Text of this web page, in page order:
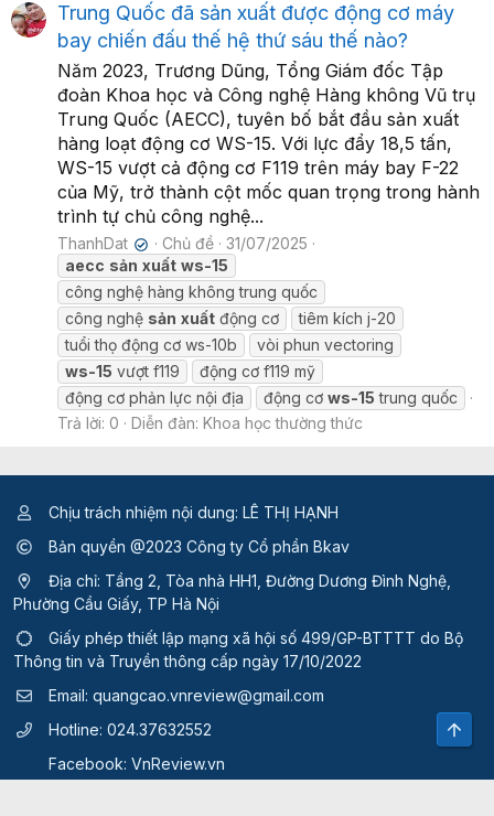
Trung Quốc đã sản xuất được động cơ máy
bay chiến đấu thế hệ thứ sáu thế nào?
Năm 2023, Trương Dũng, Tổng Giám đốc Tập
đoàn Khoa học và Công nghệ Hàng không Vũ trụ
Trung Quốc (AECC), tuyên bố bắt đầu sản xuất
hàng loạt động cơ WS-15. Với lực đẩy 18,5 tấn,
WS-15 vượt cả động cơ F119 trên máy bay F-22
của Mỹ, trở thành cột mốc quan trọng trong hành
trình tự chủ công nghệ...
ThanhDat ✔ Chủ đề
31/07/2025
aecc sản xuất ws-15
công nghệ hàng không trung quốc
công nghệ sản xuất động cơ
tiêm kích j-20
tuổi thọ động cơ ws-10b
vòi phun vectoring
ws-15 vượt f119
động cơ f119 mỹ
động cơ phản lực nội địa
động cơ ws-15 trung quốc
Trả lời: 0
Diễn đàn: Khoa học thường thức
Chịu trách nhiệm nội dung: LÊ THỊ HẠNH
Bản quyền @2023 Công ty Cổ phần Bkav
Địa chỉ: Tầng 2, Tòa nhà HH1, Đường Dương Đình Nghệ,
Phường Cầu Giấy, TP Hà Nội
Giấy phép thiết lập mạng xã hội số 499/GP-BTTTT do Bộ
Thông tin và Truyền thông cấp ngày 17/10/2022
Email: quangcao.vnreview@gmail.com
Hotline: 024.37632552
Facebook: VnReview.vn